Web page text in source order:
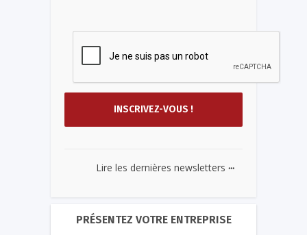
Lire les dernières newsletters ...
PRÉSENTEZ VOTRE ENTREPRISE